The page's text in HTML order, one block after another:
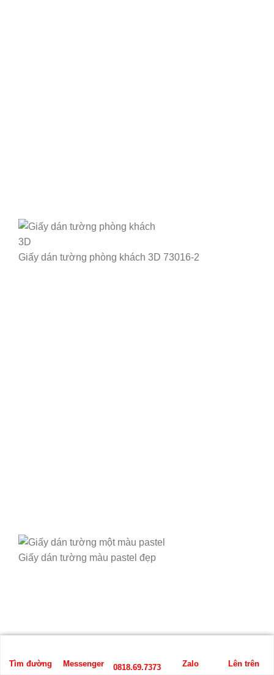
Giấy dán tường phòng khách 3D 73016-2
Giấy dán tường màu pastel đẹp
Tìm đường Messenger 0818.69.7373 Zalo Lên trên